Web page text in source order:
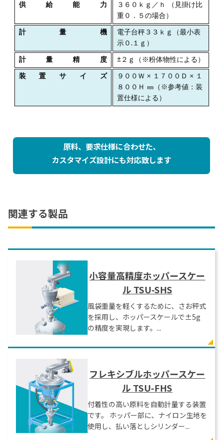
供給能力
３６０ｋｇ／ｈ （見掛け比
重０．５の場合）
計量機
電子台秤３３ｋｇ（最小表
示０.１ｇ）
計量精度 ±２ｇ（※粉体物性による）
装置サイズ
９００Ｗ × １７００Ｄ × １
８００Ｈ ㎜（※参考値：装
置仕様による）
原料、要求仕様に合わせた、
カスタマイズ設計にも対応致します
関連する製品
小容量高精度ホッパースケー
ル TSU-SHS
風袋重量を軽くするために、さお秤式
を採用し、ホッパースケールで±5g
の精度を実現します。...
フレキシブルホッパースケー
ル TSU-FHS
付着性の高い原料を自動計量する装置
です。 ホッパー部に、ナイロン生地を
使用し、払い落としシリンダー...